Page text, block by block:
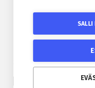
SALLI
Tilaa
Tilaa Epanetin
SEURAA
Etelä-Pohjanmaan